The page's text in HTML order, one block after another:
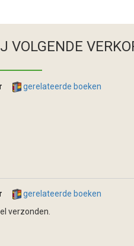
VOLGENDE
gerelateerde boeken
gerelateerde boeken
verzonden.